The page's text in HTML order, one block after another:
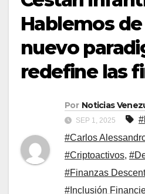
Hablemos de
nuevo
redefine las
Por Noticias
SEP 1, 2025
#Carlos
#Criptoactivos,
#Finanzas
#Inclusión